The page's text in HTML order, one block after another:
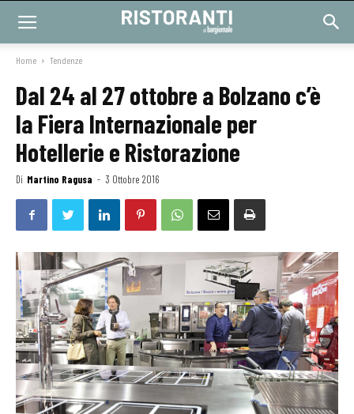
Home Tendenze
Dal 24 al 27 ottobre a Bolzano c’è
la Fiera Internazionale per
Hotellerie e Ristorazione
Di Martino Ragusa - 3 Ottobre 2016